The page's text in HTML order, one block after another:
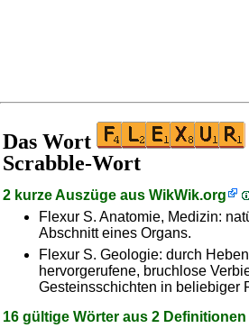
Das Wort
Scrabble-Wort
2 kurze Auszüge aus WikWik.org
Flexur S. Anatomie, Medizin:
Abschnitt eines Organs.
Flexur S. Geologie: durch
hervorgerufene, bruchlose
Gesteinsschichten in beliebiger
16 gültige Wörter aus 2 Definitionen